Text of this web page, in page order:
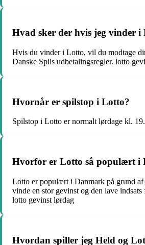
Hvad sker der hvis jeg vinder i
Hvis du vinder i Lotto, vil du modtage
Danske Spils udbetalingsregler. lotto
Hvornår er spilstop i Lotto?
Spilstop i Lotto er normalt lørdage kl.
Hvorfor er Lotto så populært i
Lotto er populært i Danmark på grund
vinde en stor gevinst og den lave indsats
lotto gevinst lørdag
Hvordan spiller jeg Held og